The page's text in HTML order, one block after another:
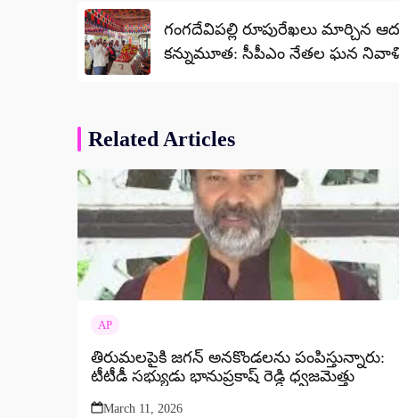
navigation
గంగదేవిపల్లి రూపురేఖలు మార్చిన
కన్నుమూత: సీపీఎం నేతల ఘన
Related Articles
AP
తిరుమలపైకి జగన్ అనకొండలను పంపిస్తున్నారు:
టీటీడీ సభ్యుడు భానుప్రకాష్ రెడ్డి ధ్వజమెత్తు
March 11, 2026